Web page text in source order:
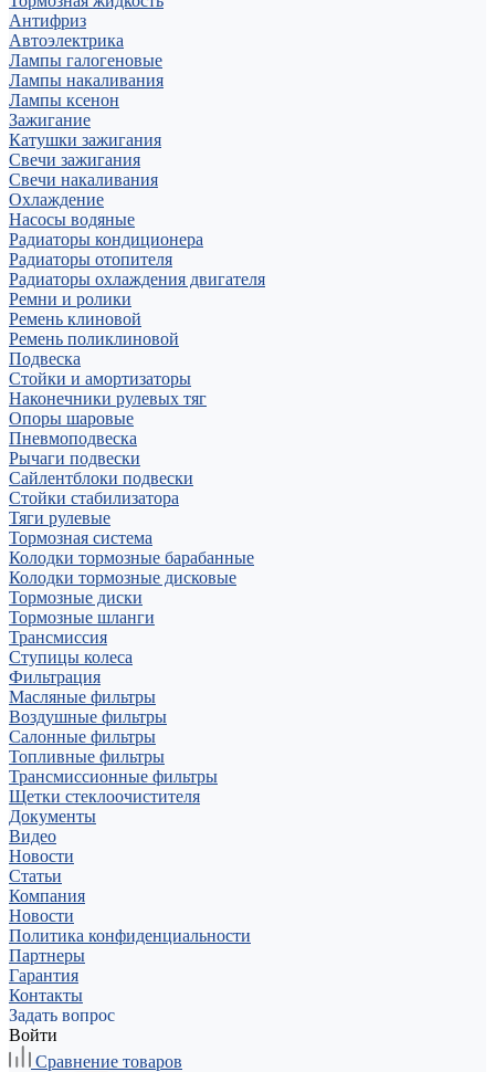
Антифриз
Автоэлектрика
Лампы галогеновые
Лампы накаливания
Лампы ксенон
Зажигание
Катушки зажигания
Свечи зажигания
Свечи накаливания
Охлаждение
Насосы водяные
Радиаторы кондиционера
Радиаторы отопителя
Радиаторы охлаждения двигателя
Ремни и ролики
Ремень клиновой
Ремень поликлиновой
Подвеска
Стойки и амортизаторы
Наконечники рулевых тяг
Опоры шаровые
Пневмоподвеска
Рычаги подвески
Сайлентблоки подвески
Стойки стабилизатора
Тяги рулевые
Тормозная система
Колодки тормозные барабанные
Колодки тормозные дисковые
Тормозные диски
Тормозные шланги
Трансмиссия
Ступицы колеса
Фильтрация
Масляные фильтры
Воздушные фильтры
Салонные фильтры
Топливные фильтры
Трансмиссионные фильтры
Щетки стеклоочистителя
Документы
Видео
Новости
Статьи
Компания
Новости
Политика конфиденциальности
Партнеры
Гарантия
Контакты
Задать вопрос
Войти
Сравнение товаров